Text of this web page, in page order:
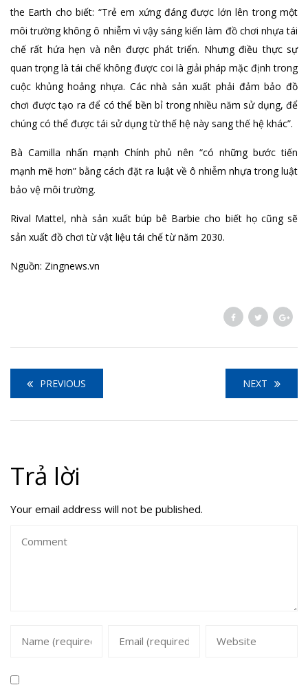
the Earth cho biết: “Trẻ em xứng đáng được lớn lên trong một
môi trường không ô nhiễm vì vậy sáng kiến làm đồ chơi nhựa tái
chế rất hứa hẹn và nên được phát triển. Nhưng điều thực sự
quan trọng là tái chế không được coi là giải pháp mặc định trong
cuộc khủng hoảng nhựa. Các nhà sản xuất phải đảm bảo đồ
chơi được tạo ra để có thể bền bỉ trong nhiều năm sử dụng, để
chúng có thể được tái sử dụng từ thế hệ này sang thế hệ khác”.
Bà Camilla nhấn mạnh Chính phủ nên “có những bước tiến
mạnh mẽ hơn” bằng cách đặt ra luật về ô nhiễm nhựa trong luật
bảo vệ môi trường.
Rival Mattel, nhà sản xuất búp bê Barbie cho biết họ cũng sẽ
sản xuất đồ chơi từ vật liệu tái chế từ năm 2030.
Nguồn: Zingnews.vn
PREVIOUS NEXT
Trả lời
Your email address will not be published.